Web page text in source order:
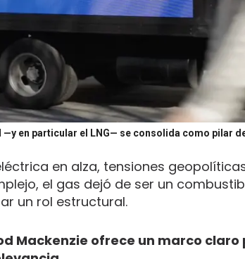
en particular el LNG— se consolida como pilar
en alza, tensiones
el gas dejó de ser un
un rol estructural.
Mackenzie ofrece un marco